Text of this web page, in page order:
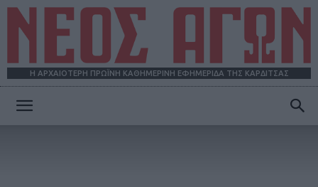
Η ΑΡΧΑΙΟΤΕΡΗ ΠΡΩΪΝΗ ΚΑΘΗΜΕΡΙΝΗ ΕΦΗΜΕΡΙΔΑ ΤΗΣ ΚΑΡΔΙΤΣΑΣ